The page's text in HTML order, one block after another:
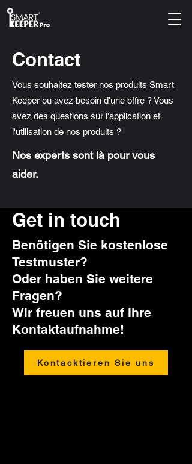
Contact
Vous souhaitez tester nos produits Smart
Keeper ou avez besoin d'une offre ? Vous
avez des questions sur l'application et
l'utilisation de nos produits ?
Nos experts sont là pour vous
aider.
Get in touch
Benötigen Sie kostenlose
Testmuster?
Oder haben Sie weitere
Fragen?
Wir freuen uns auf Ihre
Kontaktaufnahme!
Kontacktieren Sie uns